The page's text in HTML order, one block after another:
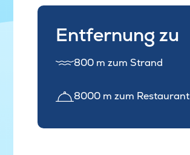
Entfernung zu
800 m zum Strand
8000 m zum Restaurant